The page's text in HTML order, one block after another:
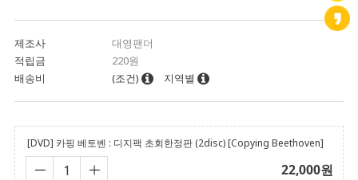
제조사
대영팬더
적립금
220원
배송비
(조건) 지역별
[DVD] 카핑 베토벤 : 디지팩 초회한정판 (2disc) [Copying Beethoven]
22,000원